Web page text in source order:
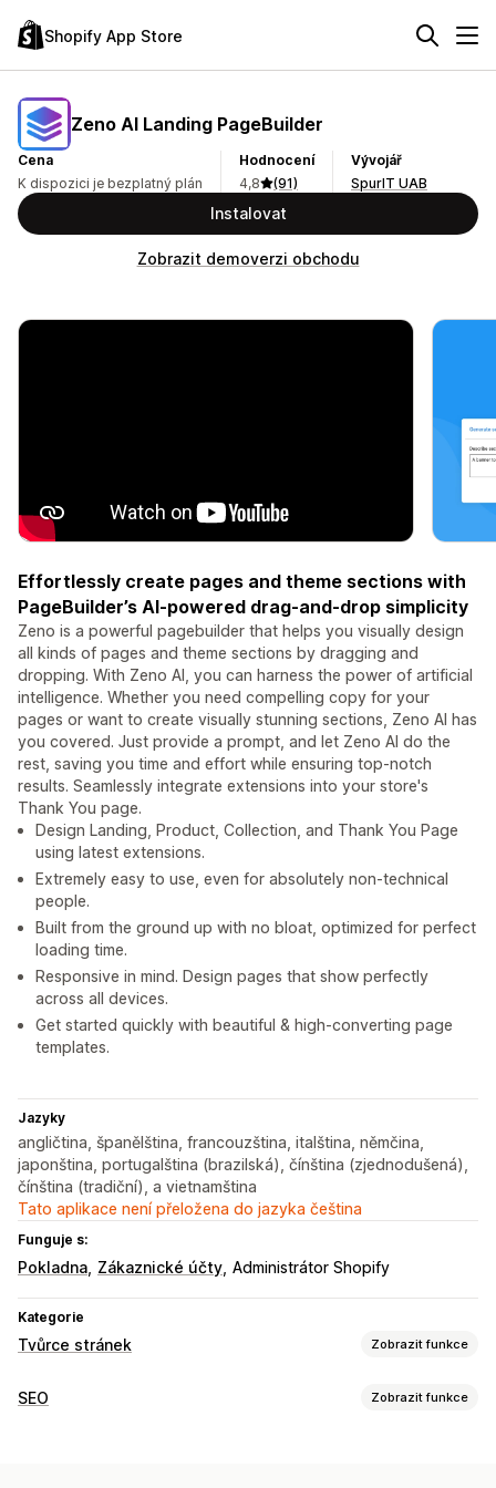
Shopify App Store
Zeno AI Landing PageBuilder
Cena
K dispozici je bezplatný plán
Hodnocení
4,8
(91)
Vývojář
SpurIT UAB
Instalovat
Zobrazit demoverzi obchodu
Effortlessly create pages and theme sections with
PageBuilder’s AI-powered drag-and-drop simplicity
Zeno is a powerful pagebuilder that helps you visually design
all kinds of pages and theme sections by dragging and
dropping. With Zeno AI, you can harness the power of artificial
intelligence. Whether you need compelling copy for your
pages or want to create visually stunning sections, Zeno AI has
you covered. Just provide a prompt, and let Zeno AI do the
rest, saving you time and effort while ensuring top-notch
results. Seamlessly integrate extensions into your store's
Thank You page.
Design Landing, Product, Collection, and Thank You Page
using latest extensions.
Extremely easy to use, even for absolutely non-technical
people.
Built from the ground up with no bloat, optimized for perfect
loading time.
Responsive in mind. Design pages that show perfectly
across all devices.
Get started quickly with beautiful & high-converting page
templates.
Jazyky
angličtina, španělština, francouzština, italština, němčina,
japonština, portugalština (brazilská), čínština (zjednodušená),
čínština (tradiční), a vietnamština
Tato aplikace není přeložena do jazyka čeština
Funguje s:
Pokladna Zákaznické účty Administrátor Shopify
Kategorie
Tvůrce stránek Zobrazit funkce
Typy stránek
SEO Zobrazit funkce